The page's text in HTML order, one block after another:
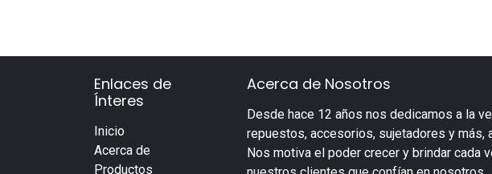
Enlaces de
Ínteres
Inicio
Acerca de
Productos
Acerca de Nosotros
Desde hace 12 años nos dedicamos a la
repuestos, accesorios, sujetadores y más,
Nos motiva el poder crecer y brindar cada